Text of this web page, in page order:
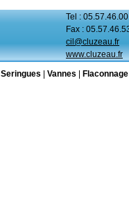
Tel :
Fax :
cil@cluzeau.fr
www.cluzeau.fr
Seringues Vannes Flaconnage